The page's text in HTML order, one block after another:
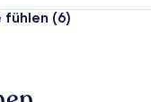
fühlen (6)